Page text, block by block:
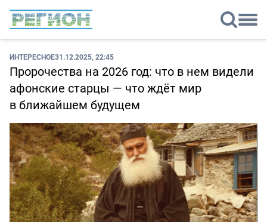
ИНТЕРЕСНОЕ31.12.2025, 22:45
Пророчества на 2026 год: что в нем видели
афонские старцы — что ждёт мир
в ближайшем будущем